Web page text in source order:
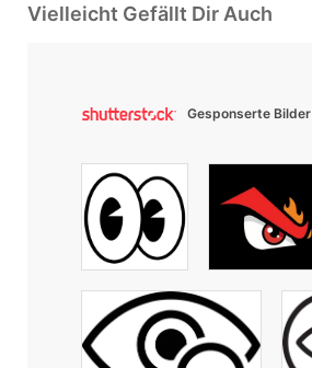
Vielleicht Gefällt Dir Auch
Gesponserte Bilder